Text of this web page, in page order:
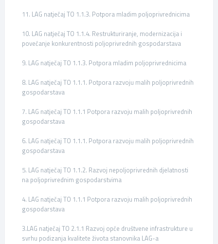
11. LAG natječaj TO 1.1.3. Potpora mladim poljoprivrednicima
10. LAG natječaj TO 1.1.4. Restrukturiranje, modernizacija i
povećanje konkurentnosti poljoprivrednih gospodarstava
9. LAG natječaj TO 1.1.3. Potpora mladim poljoprivrednicima
8. LAG natječaj TO 1.1.1. Potpora razvoju malih poljoprivrednih
gospodarstava
7. LAG natječaj TO 1.1.1 Potpora razvoju malih poljoprivrednih
gospodarstava
6. LAG natječaj TO 1.1.1. Potpora razvoju malih poljoprivrednih
gospodarstava
5. LAG natječaj TO 1.1.2. Razvoj nepoljoprivrednih djelatnosti
na poljoprivrednim gospodarstvima
4. LAG natječaj TO 1.1.1 Potpora razvoju malih poljoprivrednih
gospodarstava
3.LAG natječaj TO 2.1.1 Razvoj opće društvene infrastrukture u
svrhu podizanja kvalitete života stanovnika LAG-a